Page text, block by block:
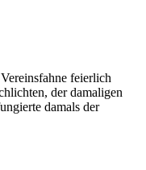
feierlich
der damaligen
damals der